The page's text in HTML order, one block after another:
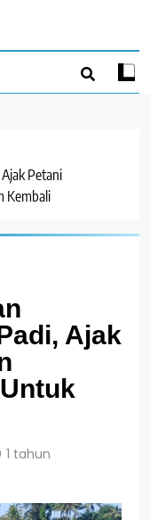
Petani
Kembali
Ajak
1 tahun